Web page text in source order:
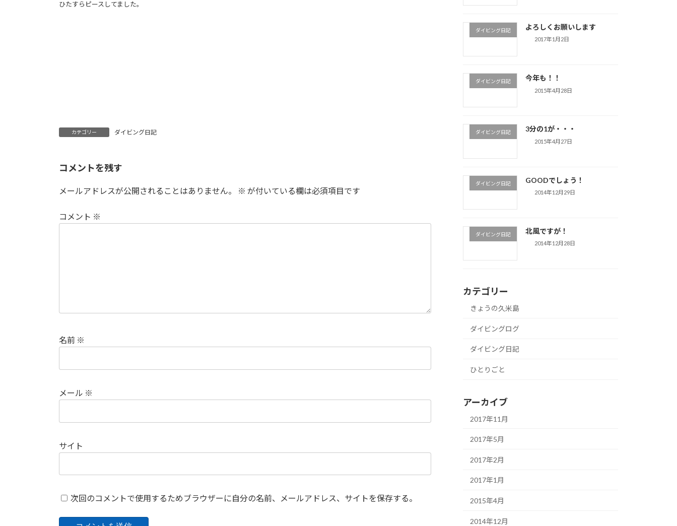
ひたすらピースしてました。
カテゴリー ダイビング日記
コメントを残す
メールアドレスが公開されることはありません。 ※ が付いている欄は必須項目です
コメント ※
名前 ※
メール ※
サイト
次回のコメントで使用するためブラウザーに自分の名前、メールアドレス、サイトを保存する。
ダイビング日記 よろしくお願いします
2017年1月2日
ダイビング日記 今年も！！
2015年4月28日
ダイビング日記 3分の1が・・・
2015年4月27日
ダイビング日記 GOODでしょう！
2014年12月29日
ダイビング日記 北風ですが！
2014年12月28日
カテゴリー
きょうの久米島
ダイビングログ
ダイビング日記
ひとりごと
アーカイブ
2017年11月
2017年5月
2017年2月
2017年1月
2015年4月
2014年12月